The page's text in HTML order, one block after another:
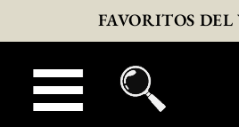
FAVORITOS